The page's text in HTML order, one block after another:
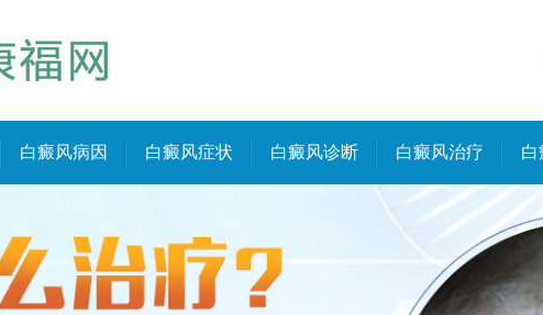
白癜风病因 白癜风症状 白癜风诊断 白癜风治疗 白